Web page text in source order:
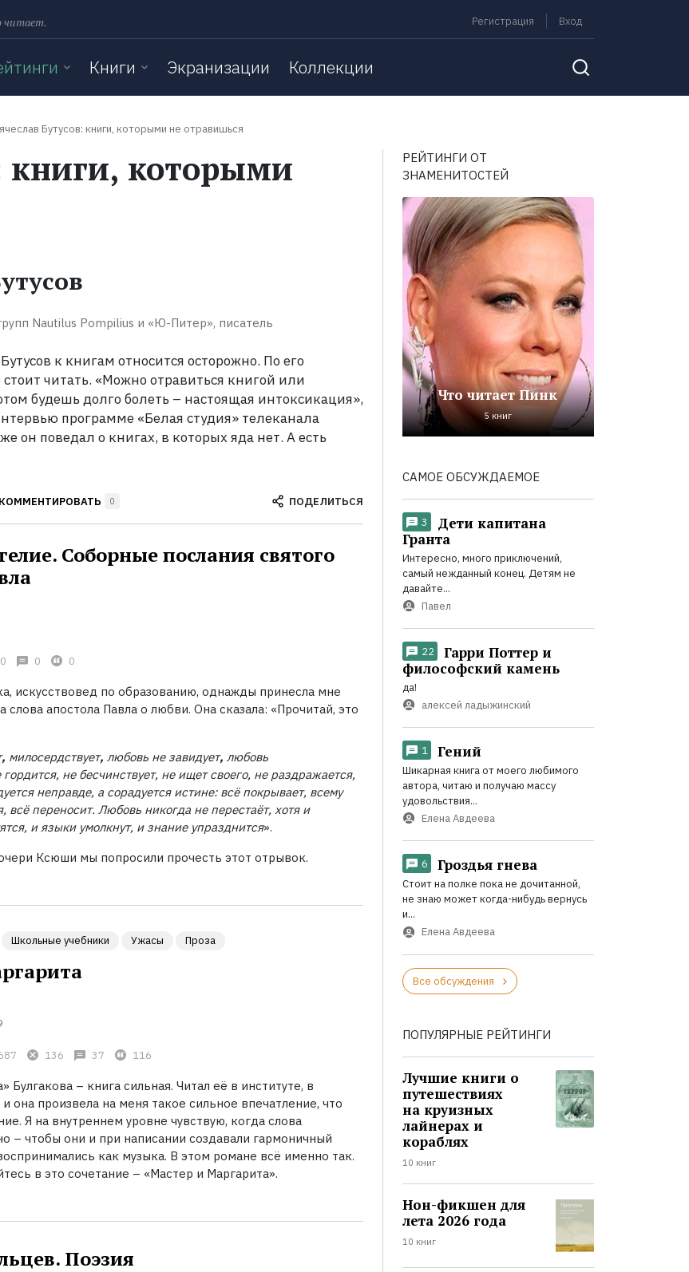
читает. Регистрация Вход
Книги Экранизации Коллекции
Бутусов: книги, которыми не отравишься
книги, которыми
Nautilus Pompilius и «Ю-Питер», писатель
к книгам относится осторожно. По его
читать. «Можно отравиться книгой или
будешь долго болеть – настоящая интоксикация»,
программе «Белая студия» телеканала
он поведал о книгах, в которых яда нет. А есть
КОММЕНТИРОВАТЬ 0 ПОДЕЛИТЬСЯ
Соборные послания святого
0 0 0
искусствовед по образованию, однажды принесла мне
слова апостола Павла о любви. Она сказала: «Прочитай, это
, милосердствует, любовь не завидует, любовь
гордится, не бесчинствует, не ищет своего, не раздражается,
неправде, а сорадуется истине: всё покрывает, всему
всё переносит. Любовь никогда не перестаёт, хотя и
и языки умолкнут, и знание упразднится».
Ксюши мы попросили прочесть этот отрывок.
Школьные учебники Ужасы Проза
136 37 116
Булгакова – книга сильная. Читал её в институте, в
она произвела на меня такое сильное впечатление, что
Я на внутреннем уровне чувствую, когда слова
– чтобы они и при написании создавали гармоничный
как музыка. В этом романе всё именно так.
в это сочетание – «Мастер и Маргарита».
Поэзия
РЕЙТИНГИ ОТ
ЗНАМЕНИТОСТЕЙ
Что читает Пинк
5 книг
САМОЕ ОБСУЖДАЕМОЕ
3
Дети капитана
Гранта
Интересно, много приключений,
самый нежданный конец. Детям не
давайте...
Павел
22
Гарри Поттер и
философский камень
да!
алексей ладыжинский
1 Гений
Шикарная книга от моего любимого
автора, читаю и получаю массу
удовольствия...
Елена Авдеева
6 Гроздья гнева
Стоит на полке пока не дочитанной,
не знаю может когда-нибудь вернусь
и...
Елена Авдеева
Все обсуждения
ПОПУЛЯРНЫЕ РЕЙТИНГИ
Лучшие книги о
путешествиях
на круизных
лайнерах и
кораблях
10 книг
Нон-фикшен для
лета 2026 года
10 книг